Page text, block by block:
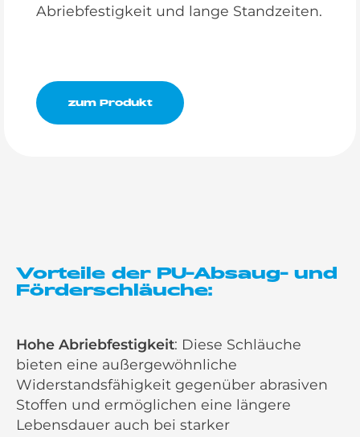
Abriebfestigkeit und lange Standzeiten.
zum Produkt
Vorteile der PU-Absaug- und
Förderschläuche:
Hohe Abriebfestigkeit: Diese Schläuche
bieten eine außergewöhnliche
Widerstandsfähigkeit gegenüber abrasiven
Stoffen und ermöglichen eine längere
Lebensdauer auch bei starker